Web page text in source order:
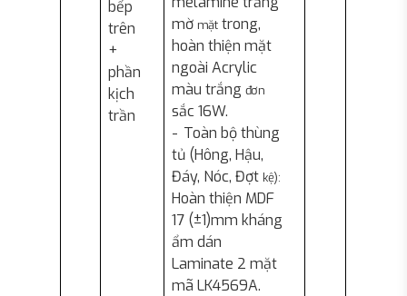
bếp
trên
+
phần
kịch
trần
mờ mặt trong,
hoàn thiện mặt
ngoài Acrylic
màu trắng đơn
sắc 16W.
- Toàn bộ thùng
tủ (Hông, Hậu,
Đáy, Nóc, Đợt kệ):
Hoàn thiện MDF
17 (±1)mm kháng
ẩm dán
Laminate 2 mặt
mã LK4569A.